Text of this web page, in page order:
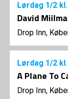
Lørdag 1/2
David
Drop Inn,
Lørdag 1/2
A Plane To
Drop Inn,